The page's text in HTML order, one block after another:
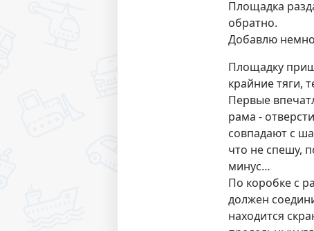
Площадка
обратно.
Добавлю
Площадку
крайние тяги,
Первые
рама -
совпадают с
что не спешу,
минус…
По коробке с
должен
находится